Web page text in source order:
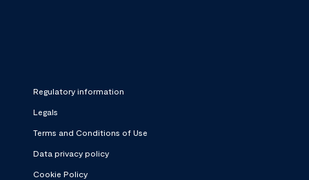
Regulatory information
Legals
Terms and Conditions of Use
Data privacy policy
Cookie Policy